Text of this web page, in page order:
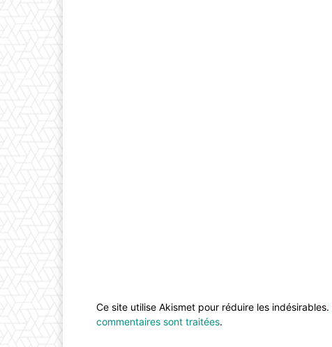
Ce site utilise Akismet pour réduire les indésirables.
commentaires sont traitées.